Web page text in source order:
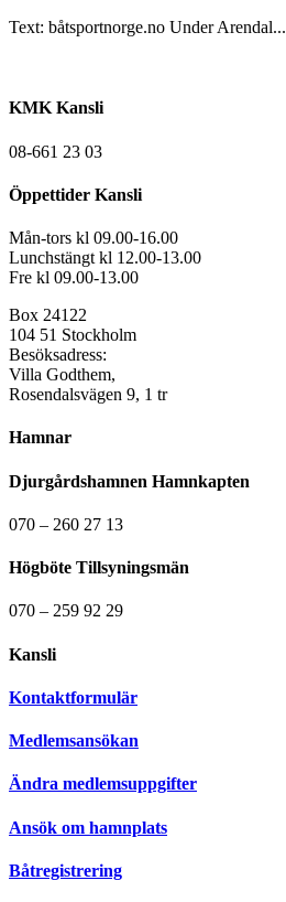
Text: båtsportnorge.no Under Arendal...
KMK Kansli
08-661 23 03
Öppettider Kansli
Mån-tors kl 09.00-16.00
Lunchstängt kl 12.00-13.00
Fre kl 09.00-13.00
Box 24122
104 51 Stockholm
Besöksadress:
Villa Godthem,
Rosendalsvägen 9, 1 tr
Hamnar
Djurgårdshamnen Hamnkapten
070 – 260 27 13
Högböte Tillsyningsmän
070 – 259 92 29
Kansli
Kontaktformulär
Medlemsansökan
Ändra medlemsuppgifter
Ansök om hamnplats
Båtregistrering